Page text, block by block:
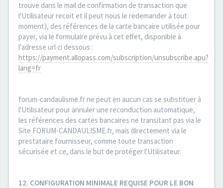
trouve dans le mail de confirmation de transaction que
l'Utilisateur recoit et il peut nous le redemander à tout
moment), des références de la carte bancaire utilisée pour
payer, via le formulaire prévu à cet effet, disponible à
l'adresse url ci dessous :
https://payment.allopass.com/subscription/unsubscribe.apu?
lang=fr
forum-candaulisme.fr ne peut en aucun cas se substituer à
l'Utilisateur pour annuler une reconduction automatique,
les références des cartes bancaires ne transitant pas via le
Site FORUM-CANDAULISME.fr, mais directement via le
prestataire fournisseur, comme toute transaction
sécurisée et ce, dans le but de protéger l'Utilisateur.
12. CONFIGURATION MINIMALE REQUISE POUR LE BON